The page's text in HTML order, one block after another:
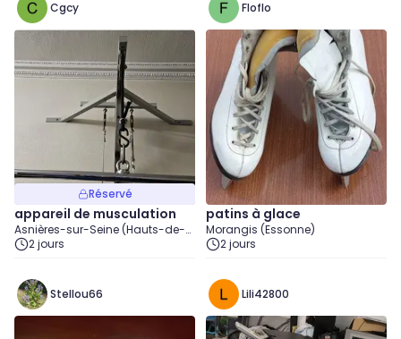
Cgcy
Réservé
appareil de musculation
Asnières-sur-Seine (Hauts-de-
Seine)
2 jours
Floflo
patins à glace
Morangis (Essonne)
2 jours
Stellou66 Lili42800